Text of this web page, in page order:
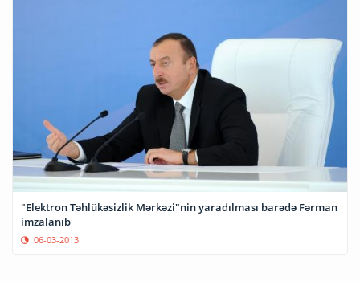
"Elektron Təhlükəsizlik Mərkəzi"nin yaradılması barədə Fərman
imzalanıb
06-03-2013